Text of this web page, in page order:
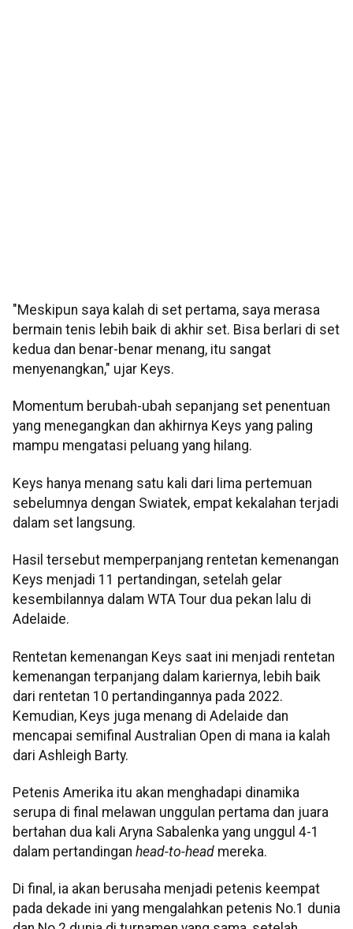
"Meskipun saya kalah di set pertama, saya merasa
bermain tenis lebih baik di akhir set. Bisa berlari di set
kedua dan benar-benar menang, itu sangat
menyenangkan," ujar Keys.
Momentum berubah-ubah sepanjang set penentuan
yang menegangkan dan akhirnya Keys yang paling
mampu mengatasi peluang yang hilang.
Keys hanya menang satu kali dari lima pertemuan
sebelumnya dengan Swiatek, empat kekalahan terjadi
dalam set langsung.
Hasil tersebut memperpanjang rentetan kemenangan
Keys menjadi 11 pertandingan, setelah gelar
kesembilannya dalam WTA Tour dua pekan lalu di
Adelaide.
Rentetan kemenangan Keys saat ini menjadi rentetan
kemenangan terpanjang dalam kariernya, lebih baik
dari rentetan 10 pertandingannya pada 2022.
Kemudian, Keys juga menang di Adelaide dan
mencapai semifinal Australian Open di mana ia kalah
dari Ashleigh Barty.
Petenis Amerika itu akan menghadapi dinamika
serupa di final melawan unggulan pertama dan juara
bertahan dua kali Aryna Sabalenka yang unggul 4-1
dalam pertandingan head-to-head mereka.
Di final, ia akan berusaha menjadi petenis keempat
pada dekade ini yang mengalahkan petenis No.1 dunia